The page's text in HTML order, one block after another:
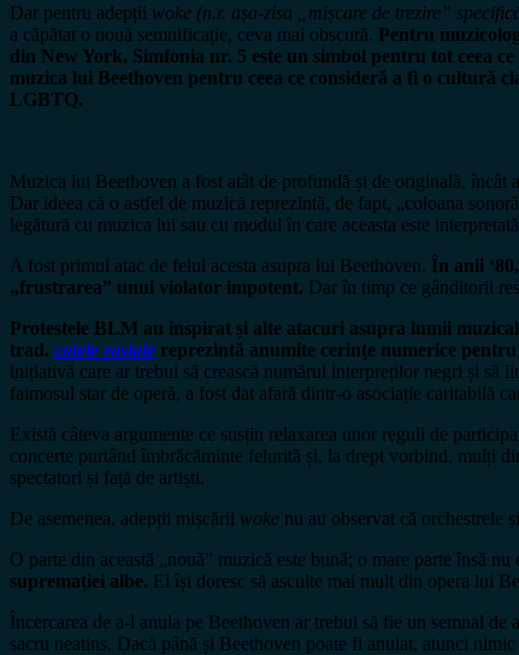
Dar pentru adepții woke (n.r. așa-zisa „mișcare de trezire”
a căpătat o nouă semnificație, ceva mai obscură. Pentru
din New York, Simfonia nr. 5 este un simbol pentru tot ceea
muzica lui Beethoven pentru ceea ce consideră a fi o cultură
LGBTQ.
Muzica lui Beethoven a fost atât de profundă și de originală, încât
Dar ideea că o astfel de muzică reprezintă, de fapt, „coloana
legătură cu muzica lui sau cu modul în care aceasta este
A fost primul atac de felul acesta asupra lui Beethoven. În anii
„frustrarea” unui violator impotent. Dar în timp ce gânditorii
Protestele BLM au inspirat și alte atacuri asupra lumii
trad. cotele rasiale reprezintă anumite cerințe numerice
inițiativă care ar trebui să crească numărul interpreților negri și
faimosul star de operă, a fost dat afară dintr-o asociație caritabilă
Există câteva argumente ce susțin relaxarea unor reguli de
concerte purtând îmbrăcăminte felurită și, la drept vorbind, mulți
spectatori și față de artiști.
De asemenea, adepții mișcării woke nu au observat că orchestrele
O parte din această „nouă” muzică este bună; o mare parte însă nu
supremației albe. Ei își doresc să asculte mai mult din opera lui
Încercarea de a-l anula pe Beethoven ar trebui să fie un semnal
sacru neatins. Dacă până și Beethoven poate fi anulat, atunci